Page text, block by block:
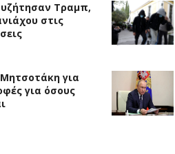
Τραμπ,
στις
για
για όσους